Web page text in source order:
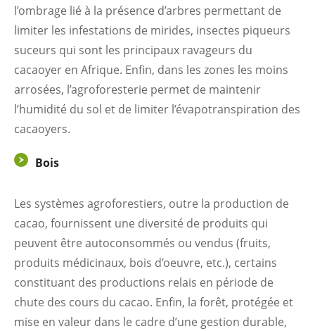
l’ombrage lié à la présence d’arbres permettant de
limiter les infestations de mirides, insectes piqueurs
suceurs qui sont les principaux ravageurs du
cacaoyer en Afrique. Enfin, dans les zones les moins
arrosées, l’agroforesterie permet de maintenir
l’humidité du sol et de limiter l’évapotranspiration des
cacaoyers.
Bois
Les systèmes agroforestiers, outre la production de
cacao, fournissent une diversité de produits qui
peuvent être autoconsommés ou vendus (fruits,
produits médicinaux, bois d’oeuvre, etc.), certains
constituant des productions relais en période de
chute des cours du cacao. Enfin, la forêt, protégée et
mise en valeur dans le cadre d’une gestion durable,